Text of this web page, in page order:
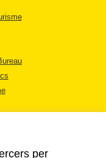
per